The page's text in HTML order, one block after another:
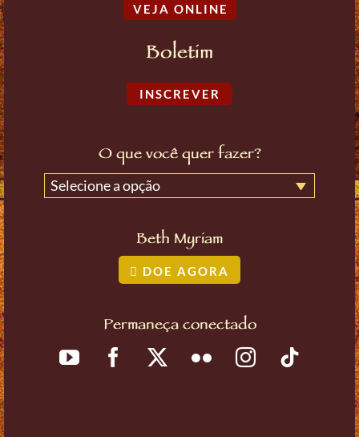
VEJA ONLINE
Boletim
INSCREVER
O que você quer fazer?
Selecione a opção
Beth Myriam
DOE AGORA
Permaneça conectado